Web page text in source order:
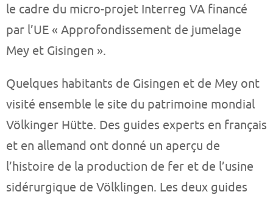
le cadre du micro-projet Interreg VA financé
par l’UE « Approfondissement de jumelage
Mey et Gisingen ».
Quelques habitants de Gisingen et de Mey ont
visité ensemble le site du patrimoine mondial
Völkinger Hütte. Des guides experts en français
et en allemand ont donné un aperçu de
l’histoire de la production de fer et de l’usine
sidérurgique de Völklingen. Les deux guides